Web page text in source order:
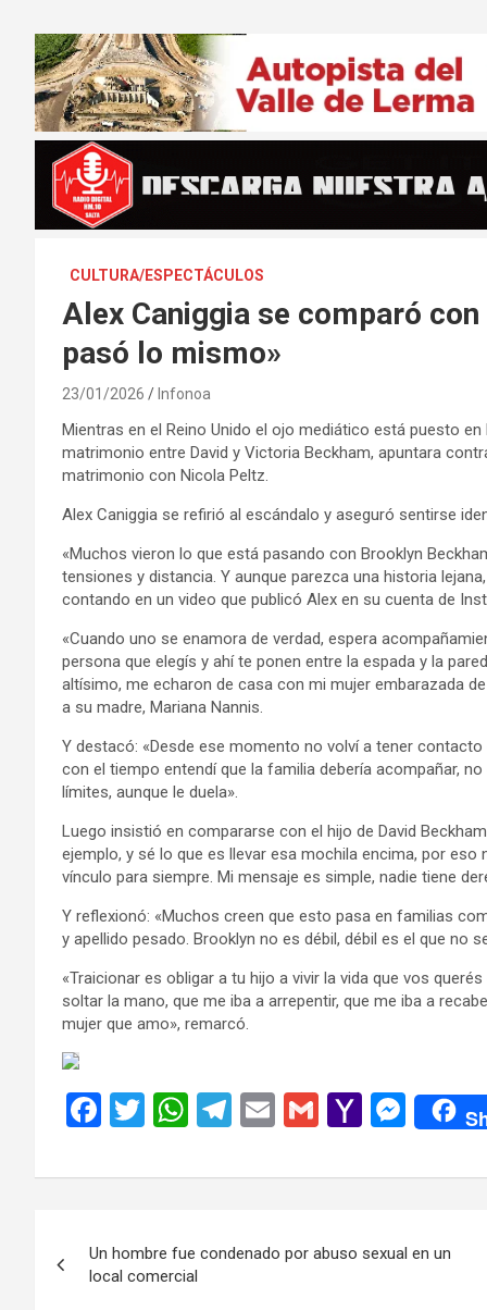
CULTURA/ESPECTÁCULOS
Alex Caniggia se comparó
pasó lo mismo»
23/01/2026 Infonoa
Mientras en el Reino Unido el ojo mediático está puesto
matrimonio entre David y Victoria Beckham, apuntara
matrimonio con Nicola Peltz.
Alex Caniggia se refirió al escándalo y aseguró sentirse
«Muchos vieron lo que está pasando con Brooklyn
tensiones y distancia. Y aunque parezca una historia
contando en un video que publicó Alex en su cuenta de
«Cuando uno se enamora de verdad, espera
persona que elegís y ahí te ponen entre la espada y la
altísimo, me echaron de casa con mi mujer embarazada
a su madre, Mariana Nannis.
Y destacó: «Desde ese momento no volví a tener
con el tiempo entendí que la familia debería acompañar,
límites, aunque le duela».
Luego insistió en compararse con el hijo de David
ejemplo, y sé lo que es llevar esa mochila encima, por eso
vínculo para siempre. Mi mensaje es simple, nadie tiene
Y reflexionó: «Muchos creen que esto pasa en familias
y apellido pesado. Brooklyn no es débil, débil es el que no
«Traicionar es obligar a tu hijo a vivir la vida que vos
soltar la mano, que me iba a arrepentir, que me iba a
mujer que amo», remarcó.
F
ce
o
o
T
tt
W
at
A
p
T
e
a
E
ail
G
ail
Y
h
o
M
se
g
de
Un hombre fue condenado por abuso sexual en un
local comercial